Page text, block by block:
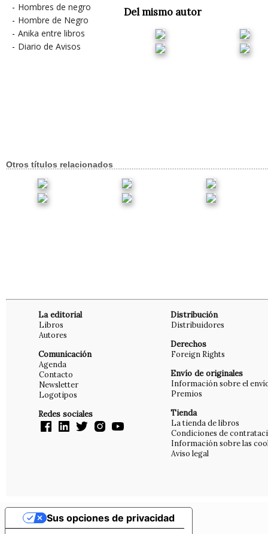
- Hombres de negro
- Hombre de Negro
- Anika entre libros
- Diario de Avisos
Del mismo autor
Otros títulos relacionados
La editorial
Libros
Autores
Comunicación
Agenda
Contacto
Newsletter
Logotipos
Redes sociales
Distribución
Distribuidores
Derechos
Foreign Rights
Envío de originales
Información sobre el
Premios
Tienda
La tienda de libros
Condiciones de
Información sobre las
Aviso legal
Sus opciones de privacidad